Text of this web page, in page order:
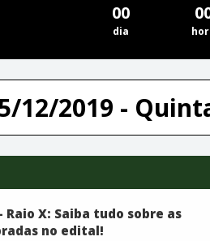
00
dia
12/2019 -
Raio X: Saiba tudo sobre as
no edital!